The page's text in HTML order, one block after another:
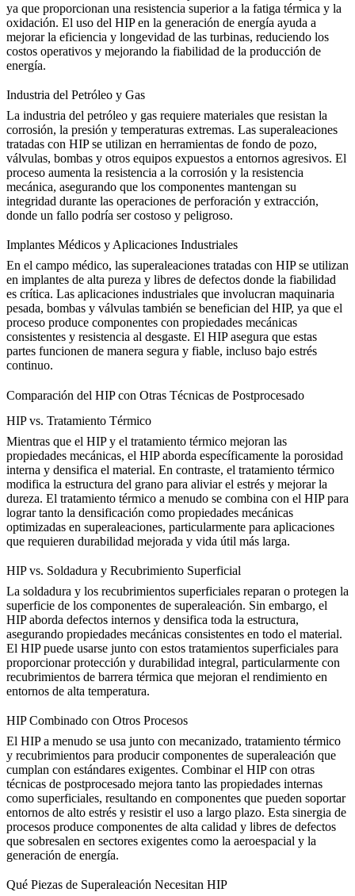
ya que proporcionan una resistencia superior a la fatiga térmica y la
oxidación. El uso del HIP en la generación de energía ayuda a
mejorar la eficiencia y longevidad de las turbinas, reduciendo los
costos operativos y mejorando la fiabilidad de la producción de
energía.
Industria del Petróleo y Gas
La industria del petróleo y gas requiere materiales que resistan la
corrosión, la presión y temperaturas extremas. Las superaleaciones
tratadas con HIP se utilizan en herramientas de fondo de pozo,
válvulas, bombas y otros equipos expuestos a entornos agresivos. El
proceso aumenta la resistencia a la corrosión y la resistencia
mecánica, asegurando que los componentes mantengan su
integridad durante las operaciones de perforación y extracción,
donde un fallo podría ser costoso y peligroso.
Implantes Médicos y Aplicaciones Industriales
En el campo médico, las superaleaciones tratadas con HIP se utilizan
en implantes de alta pureza y libres de defectos donde la fiabilidad
es crítica. Las aplicaciones industriales que involucran maquinaria
pesada, bombas y válvulas también se benefician del HIP, ya que el
proceso produce componentes con propiedades mecánicas
consistentes y resistencia al desgaste. El HIP asegura que estas
partes funcionen de manera segura y fiable, incluso bajo estrés
continuo.
Comparación del HIP con Otras Técnicas de Postprocesado
HIP vs. Tratamiento Térmico
Mientras que el HIP y el tratamiento térmico mejoran las
propiedades mecánicas, el HIP aborda específicamente la porosidad
interna y densifica el material. En contraste, el tratamiento térmico
modifica la estructura del grano para aliviar el estrés y mejorar la
dureza. El tratamiento térmico a menudo se combina con el HIP para
lograr tanto la densificación como propiedades mecánicas
optimizadas en superaleaciones, particularmente para aplicaciones
que requieren durabilidad mejorada y vida útil más larga.
HIP vs. Soldadura y Recubrimiento Superficial
La soldadura y los recubrimientos superficiales reparan o protegen la
superficie de los componentes de superaleación. Sin embargo, el
HIP aborda defectos internos y densifica toda la estructura,
asegurando propiedades mecánicas consistentes en todo el material.
El HIP puede usarse junto con estos tratamientos superficiales para
proporcionar protección y durabilidad integral, particularmente con
recubrimientos de barrera térmica que mejoran el rendimiento en
entornos de alta temperatura.
HIP Combinado con Otros Procesos
El HIP a menudo se usa junto con mecanizado, tratamiento térmico
y recubrimientos para producir componentes de superaleación que
cumplan con estándares exigentes. Combinar el HIP con otras
técnicas de postprocesado mejora tanto las propiedades internas
como superficiales, resultando en componentes que pueden soportar
entornos de alto estrés y resistir el uso a largo plazo. Esta sinergia de
procesos produce componentes de alta calidad y libres de defectos
que sobresalen en sectores exigentes como la aeroespacial y la
generación de energía.
Qué Piezas de Superaleación Necesitan HIP